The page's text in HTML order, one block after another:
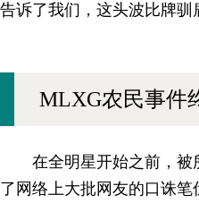
告诉了我们，这头波比牌
MLXG农民事件
在全明星开始之前，
了网络上大批网友的口诛笔